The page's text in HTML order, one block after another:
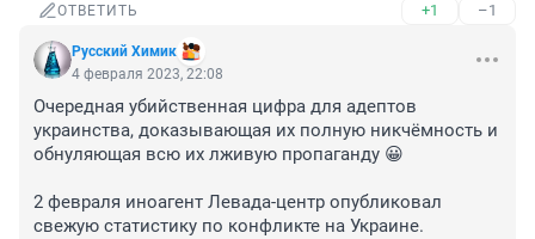
ОТВЕТИТЬ +1 –1
Русский Химик
4 февраля 2023, 22:08
Очередная убийственная цифра для адептов
украинства, доказывающая их полную никчёмность и
обнуляющая всю их лживую пропаганду 😀
2 февраля иноагент Левада-центр опубликовал
свежую статистику по конфликте на Украине.